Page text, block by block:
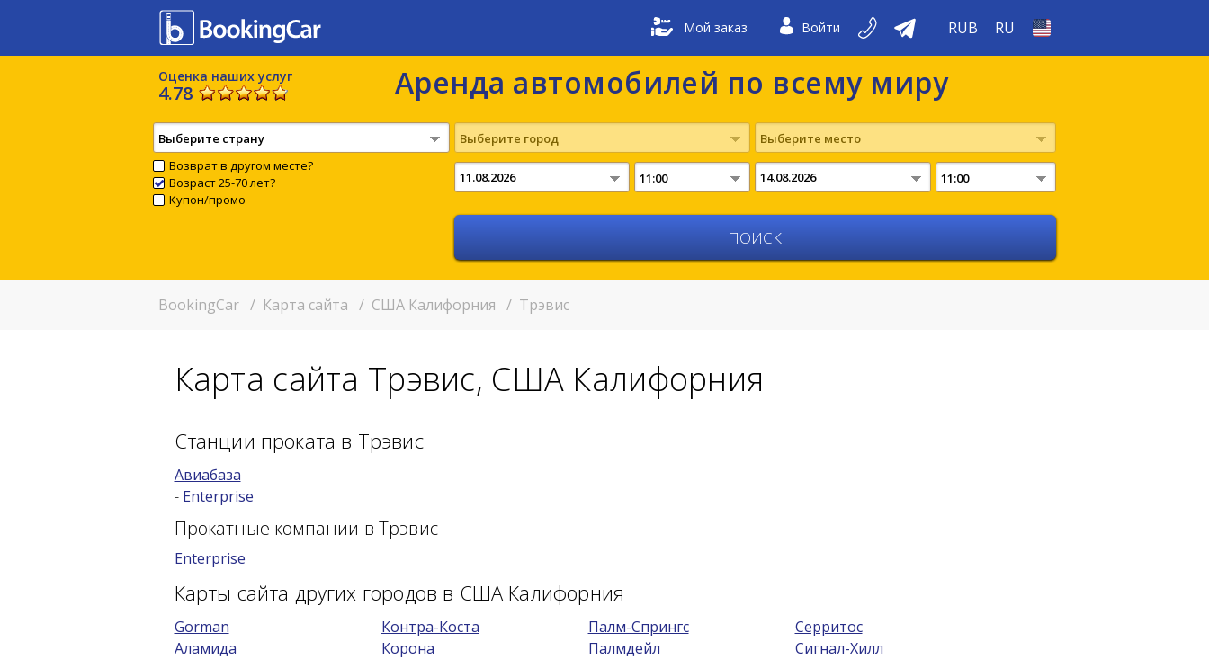
Мой заказ Войти RUB RU
Оценка наших услуг
4.78 Аренда автомобилей по всему миру
Выберите страну Выберите город Выберите место
11:00 11:00
Возврат в другом месте?
Возраст 25-70 лет?
Купон/промо
BookingCar / Карта сайта / США Калифорния / Трэвис
Карта сайта Трэвис, США Калифорния
Станции проката в Трэвис
Авиабаза
- Enterprise
Прокатные компании в Трэвис
Enterprise
Карты сайта других городов в США Калифорния
Gorman
Аламида
Контра-Коста
Корона
Палм-Спрингс
Палмдейл
Серритос
Сигнал-Хилл